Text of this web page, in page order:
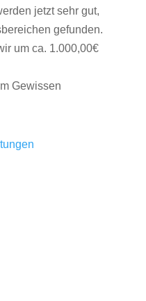
jetzt sehr gut,
gefunden.
um ca. 1.000,00€
Gewissen